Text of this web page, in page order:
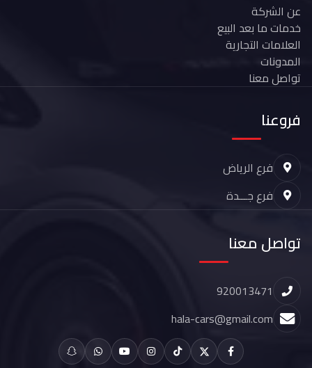
عن الشركة
خدمات ما بعد البيع
العلامات التجارية
المدونات
تواصل معنا
فروعنا
فرع الرياض
فرع جـــدة
تواصل معنا
920013471
hala-cars@gmail.com